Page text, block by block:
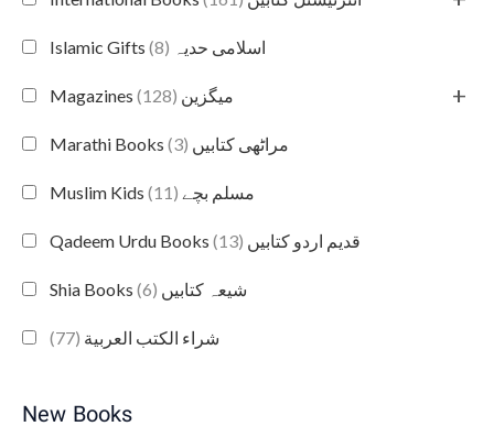
Islamic Gifts اسلامی حدیہ (8)
Magazines میگزین (128) +
Marathi Books مراٹھی کتابیں (3)
Muslim Kids مسلم بچے (11)
Qadeem Urdu Books قدیم اردو کتابیں (13)
Shia Books شیعہ کتابیں (6)
شراء الكتب العربية (77)
New Books